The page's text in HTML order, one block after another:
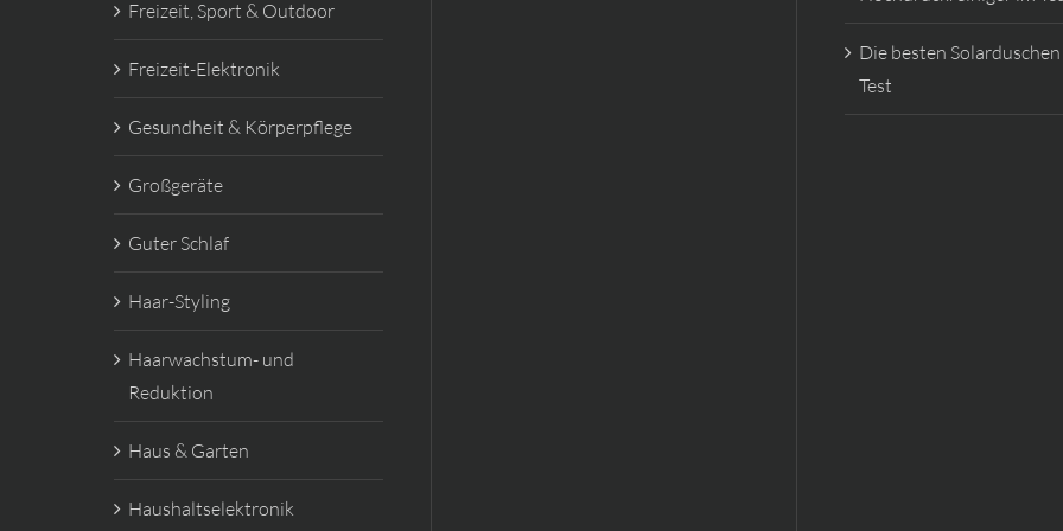
Freizeit, Sport & Outdoor
Freizeit-Elektronik
Gesundheit & Körperpflege
Großgeräte
Guter Schlaf
Haar-Styling
Haarwachstum- und
Reduktion
Haus & Garten
Haushaltselektronik
Die besten
Test